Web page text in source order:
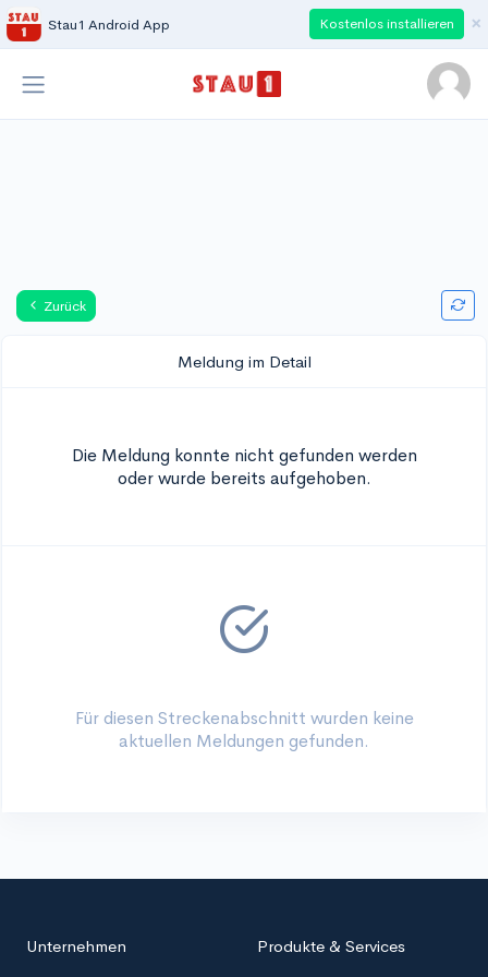
Stau1 Android App Kostenlos installieren ×
Zurück
Meldung im Detail
Die Meldung konnte nicht gefunden werden
oder wurde bereits aufgehoben.
Für diesen Streckenabschnitt wurden keine
aktuellen Meldungen gefunden.
Unternehmen
Produkte & Services